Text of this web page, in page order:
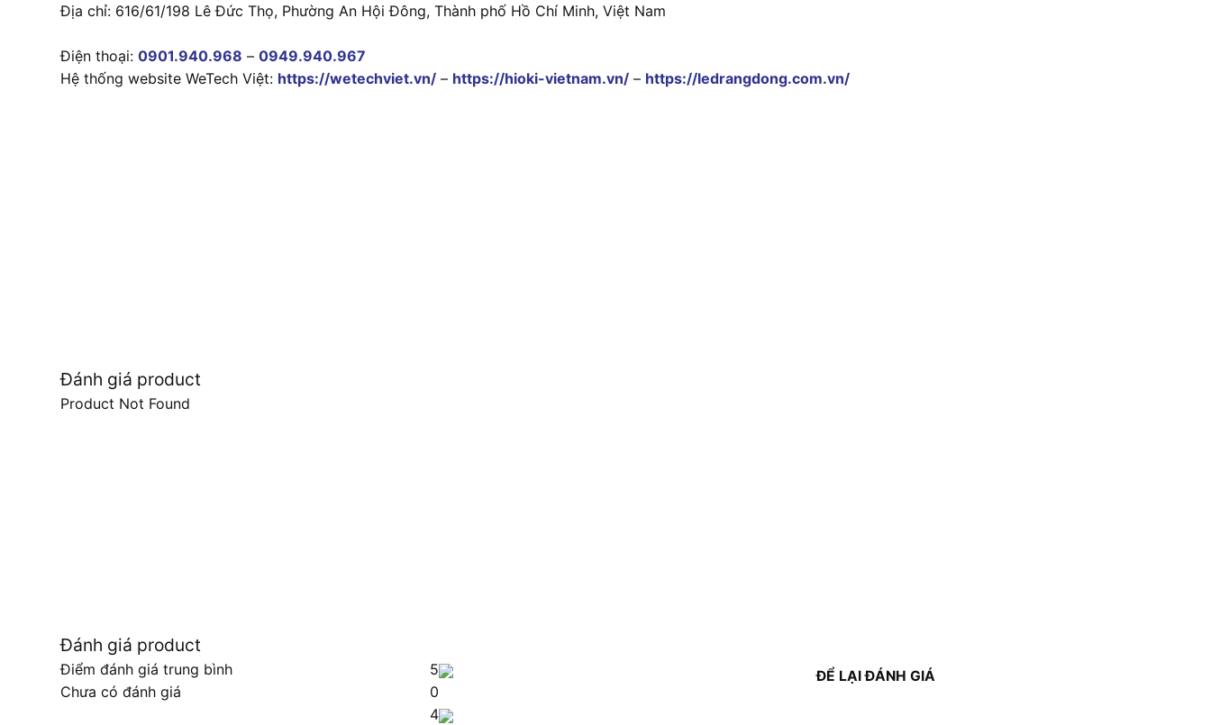
Địa chỉ: 616/61/198 Lê Đức Thọ, Phường An Hội Đông, Thành phố Hồ Chí Minh, Việt Nam
Điện thoại: 0901.940.968 – 0949.940.967
Hệ thống website WeTech Việt: https://wetechviet.vn/ – https://hioki-vietnam.vn/ – https://ledrangdong.com.vn/
Đánh giá product
Product Not Found
Đánh giá product
Điểm đánh giá trung bình
Chưa có đánh giá
5
0
4
ĐỂ LẠI ĐÁNH GIÁ